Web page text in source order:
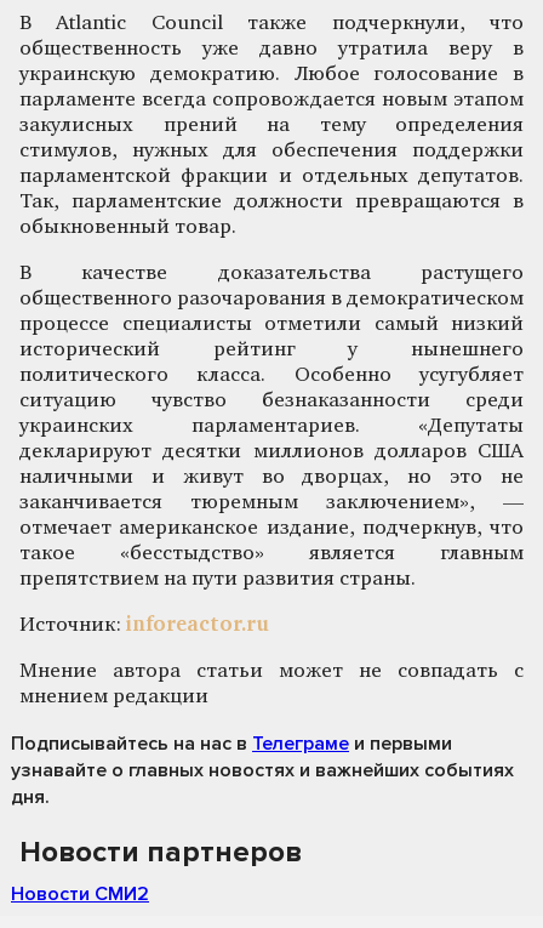
В Atlantic Council также подчеркнули, что
общественность уже давно утратила веру в
украинскую демократию. Любое голосование в
парламенте всегда сопровождается новым этапом
закулисных прений на тему определения
стимулов, нужных для обеспечения поддержки
парламентской фракции и отдельных депутатов.
Так, парламентские должности превращаются в
обыкновенный товар.
В качестве доказательства растущего
общественного разочарования в демократическом
процессе специалисты отметили самый низкий
исторический рейтинг у нынешнего
политического класса. Особенно усугубляет
ситуацию чувство безнаказанности среди
украинских парламентариев. «Депутаты
декларируют десятки миллионов долларов США
наличными и живут во дворцах, но это не
заканчивается тюремным заключением», —
отмечает американское издание, подчеркнув, что
такое «бесстыдство» является главным
препятствием на пути развития страны.
Источник: inforeactor.ru
Мнение автора статьи может не совпадать с
мнением редакции
Подписывайтесь на нас в Телеграме и первыми
узнавайте о главных новостях и важнейших событиях
дня.
Новости партнеров
Новости СМИ2